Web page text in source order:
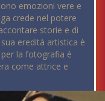
emozioni vere e
crede nel potere
storie e di
eredità artistica è
la fotografia è
come attrice e